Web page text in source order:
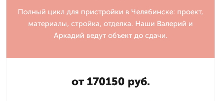
Полный цикл для пристройки в Челябинске: проект,
материалы, стройка, отделка. Наши Валерий и
Аркадий ведут объект до сдачи.
от 170150 руб.